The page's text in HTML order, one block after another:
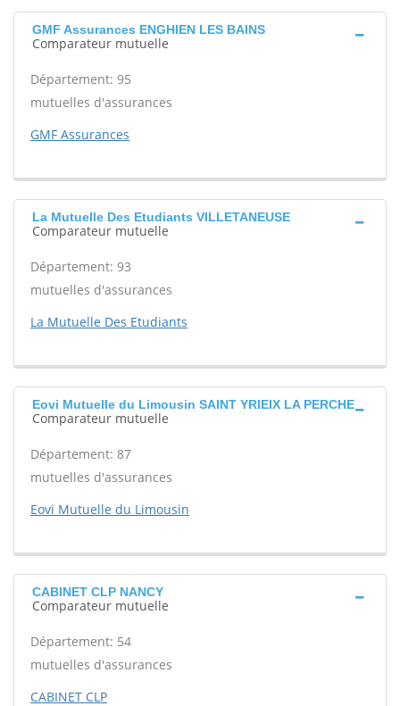
GMF Assurances ENGHIEN LES BAINS
Comparateur mutuelle
Département: 95
mutuelles d'assurances
GMF Assurances
La Mutuelle Des Etudiants VILLETANEUSE
Comparateur mutuelle
Département: 93
mutuelles d'assurances
La Mutuelle Des Etudiants
Eovi Mutuelle du Limousin SAINT YRIEIX LA PERCHE
Comparateur mutuelle
Département: 87
mutuelles d'assurances
Eovi Mutuelle du Limousin
CABINET CLP NANCY
Comparateur mutuelle
Département: 54
mutuelles d'assurances
CABINET CLP